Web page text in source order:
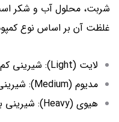
شربت، محلول آب و شکر
غلظت آن بر اساس نوع
لایت (Light): شیرینی کم
مدیوم (Medium): شیرینی متوسط
هیوی (Heavy): شیرینی بالا